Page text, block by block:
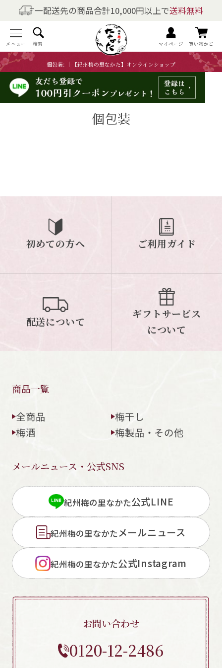
一配送先の商品合計10,000円以上で送料無料
メニュー 検索 マイページ 買い物かご
個包装: ｜【紀州梅の里なかた】オンラインショップ
商品を探す
全商品一覧
梅干しの商品一覧
梅酒の商品一覧
梅製品・その他の商品一覧
初めての方へ ご利用ガイド
配送について ギフトサービス
について
お問い合わせ
休業日：日曜・祝日／土曜は不定休
お問い合わせフォームはこちら
閉じる
個包装
初めての方へ ご利用ガイド
配送について
ギフトサービス
について
商品一覧
全商品
梅干し
梅酒
梅製品・その他
メールニュース・公式SNS
紀州梅の里なかた公式LINE
紀州梅の里なかたメールニュース
紀州梅の里なかた公式Instagram
お問い合わせ
0120-12-2486